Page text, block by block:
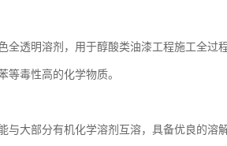
全透明溶剂，用于醇酸类油漆工程施工全过
等毒性高的化学物质。
大部分有机化学溶剂互溶，具备优良的溶